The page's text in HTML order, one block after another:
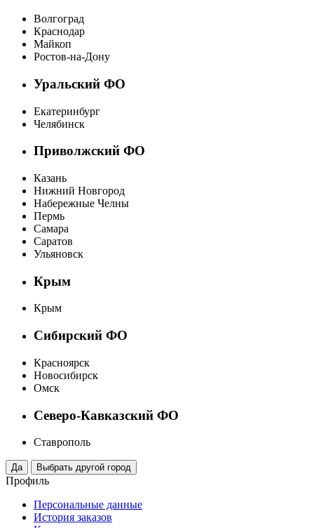
Волгоград
Краснодар
Майкоп
Ростов-на-Дону
Уральский ФО
Екатеринбург
Челябинск
Приволжский ФО
Казань
Нижний Новгород
Набережные Челны
Пермь
Самара
Саратов
Ульяновск
Крым
Крым
Сибирский ФО
Красноярск
Новосибирск
Омск
Северо-Кавказский ФО
Ставрополь
Профиль
Персональные данные
История заказов